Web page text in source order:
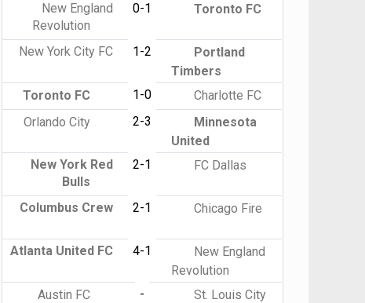
New England
Revolution
0-1 Toronto FC
New York City FC 1-2
Portland
Timbers
Toronto FC
1-0
Charlotte FC
Orlando City
2-3
Minnesota
United
New York Red
Bulls
2-1 FC Dallas
Columbus Crew 2-1 Chicago Fire
Atlanta United FC 4-1
New England
Revolution
Austin FC
-
St. Louis City